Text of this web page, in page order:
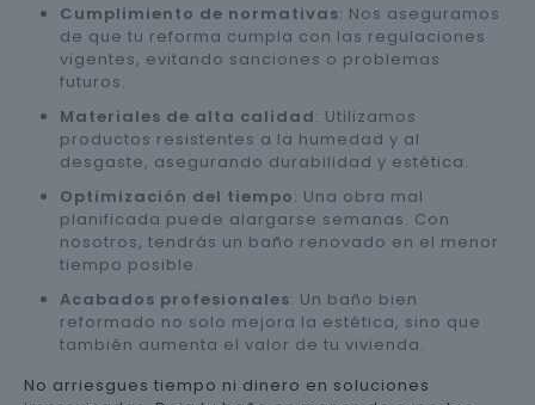
Cumplimiento de normativas: Nos aseguramos
de que tu reforma cumpla con las regulaciones
vigentes, evitando sanciones o problemas
futuros.
Materiales de alta calidad: Utilizamos
productos resistentes a la humedad y al
desgaste, asegurando durabilidad y estética.
Optimización del tiempo: Una obra mal
planificada puede alargarse semanas. Con
nosotros, tendrás un baño renovado en el menor
tiempo posible.
Acabados profesionales: Un baño bien
reformado no solo mejora la estética, sino que
también aumenta el valor de tu vivienda.
No arriesgues tiempo ni dinero en soluciones